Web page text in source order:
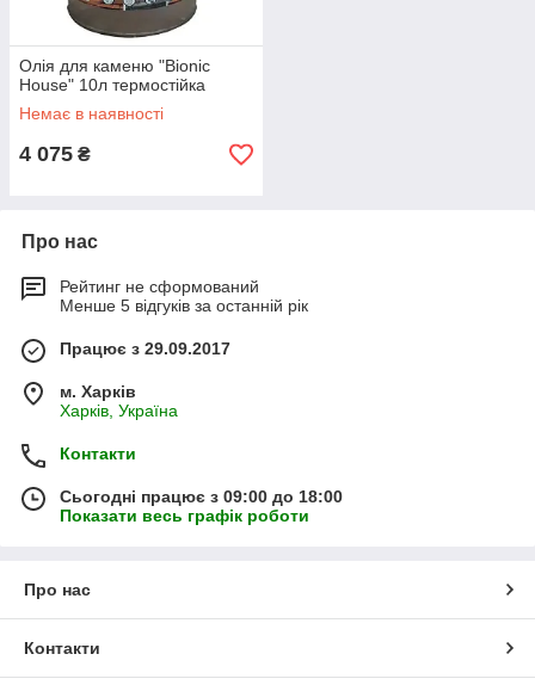
Олія для каменю "Bionic
House" 10л термостійка
Немає в наявності
4 075 ₴
Про нас
Рейтинг не сформований
Менше 5 відгуків за останній рік
Працює з 29.09.2017
м. Харків
Харків, Україна
Контакти
Сьогодні працює з 09:00 до 18:00
Показати весь графік роботи
Про нас
Контакти